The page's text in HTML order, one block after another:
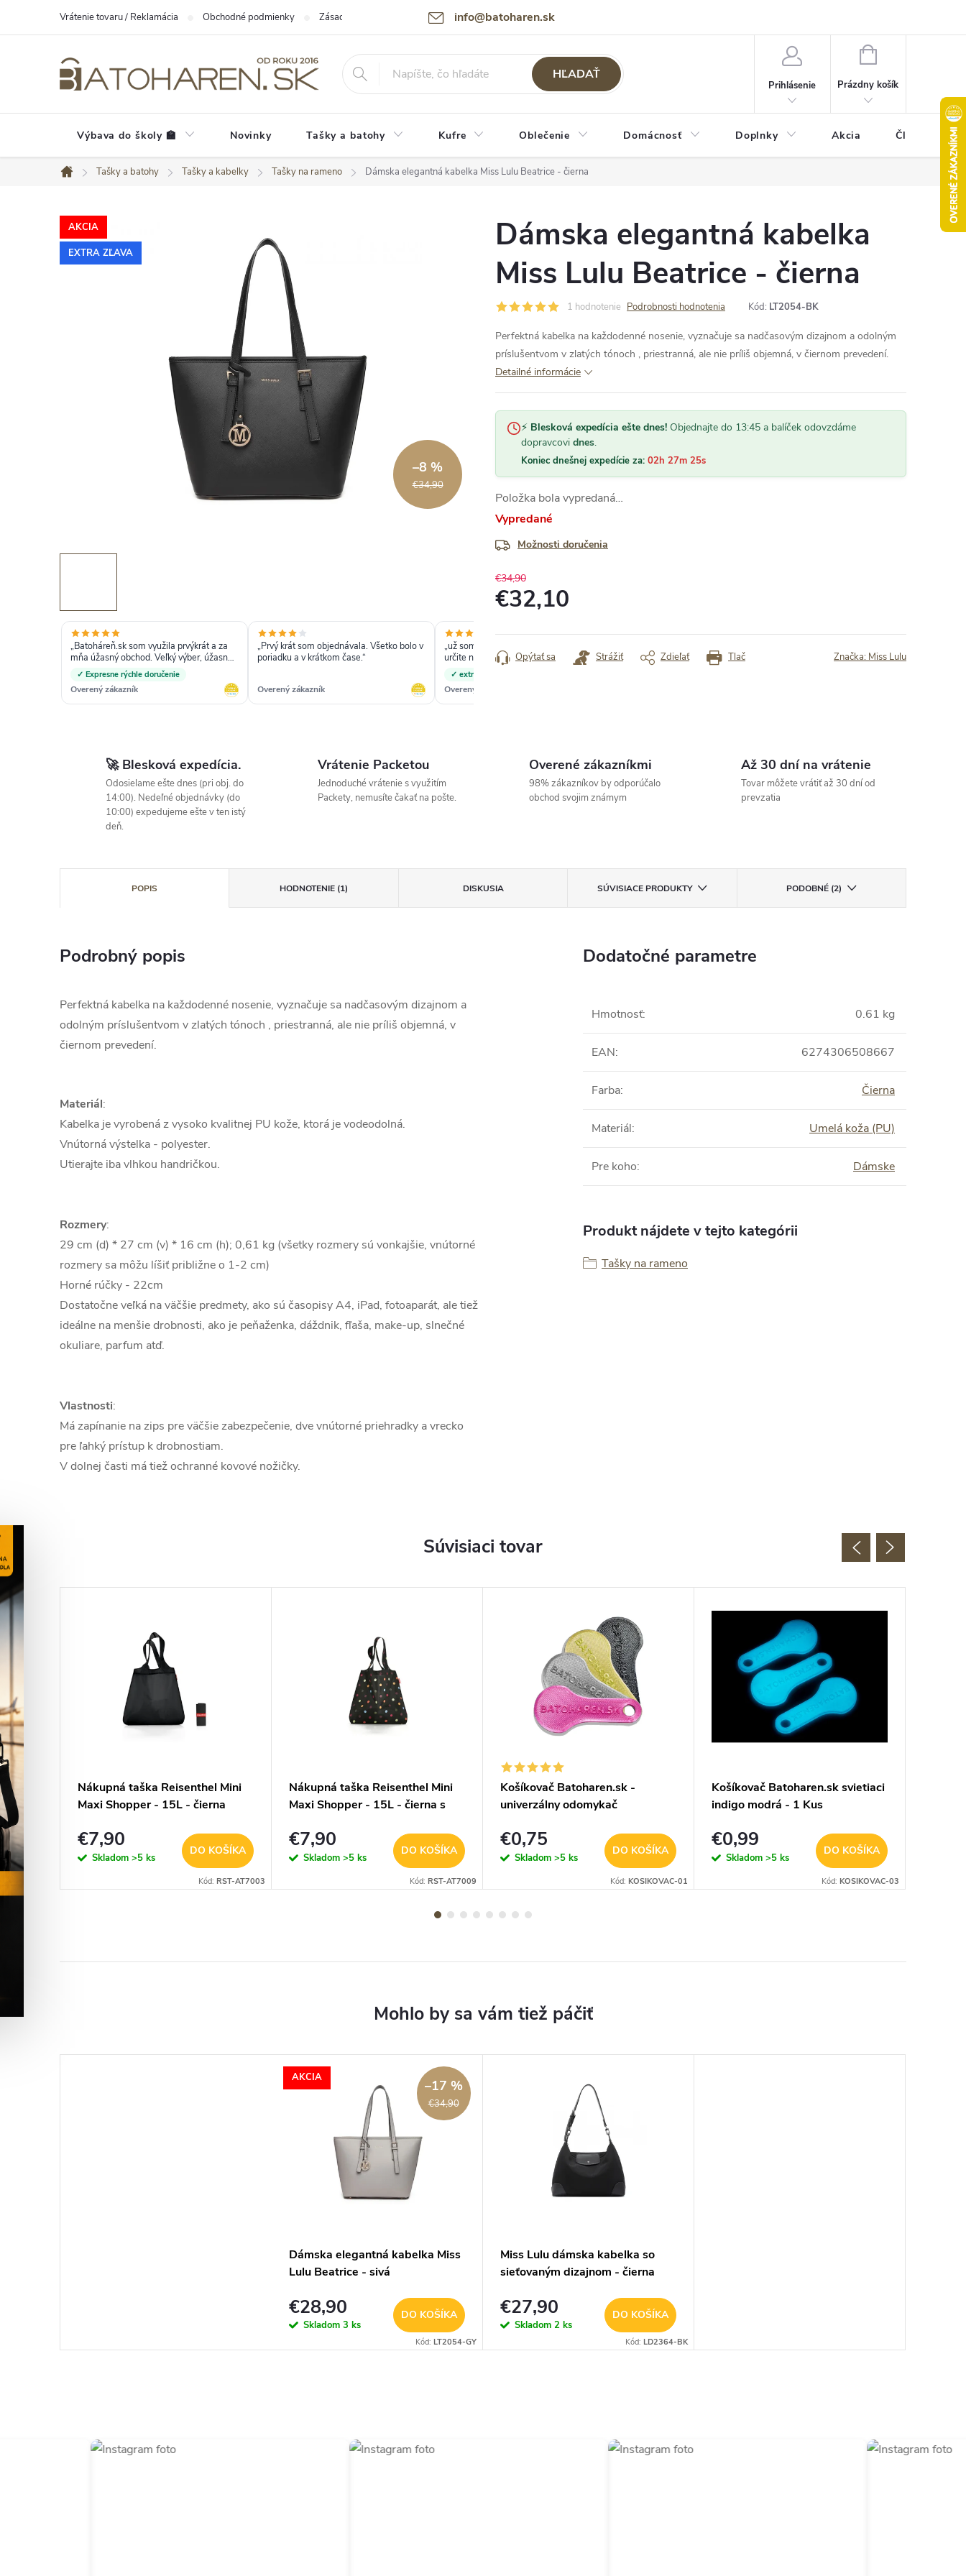
info@batoharen.sk
Vrátenie tovaru / Reklamácia Obchodné podmienky Zásady spracovania osobných údajov (GDPR) Podmienky použitia webu
HĽADAŤ
Prihlásenie
NÁKUPNÝ
Prázdny košík
Výbava do školy 🏫 Novinky Tašky a batohy Kufre Oblečenie Domácnosť Doplnky Akcia Články
Domov
Tašky a batohy Tašky a kabelky Tašky na rameno Dámska elegantná kabelka Miss Lulu Beatrice - čierna
AKCIA
EXTRA ZĽAVA
€34,90
–8 %
„Batoháreň.sk som využila prvýkrát a za
mňa úžasný obchod. Veľký výber, úžasná
komunikácia, tovar bol výborne
zabalený....za mňa veľká spokojnosť.“
✓ Expresne rýchle doručenie
Overený zákazník
„Prvý krát som objednávala. Všetko bolo v
poriadku a v krátkom čase.“
Overený zákazník
„už som odporučila obchod aj mamine a
určite na našu cestu do Ríma kúpime
ďalšie batohy“
✓ extrémne rýchle dodanie
Overený zákazník
✓ Rýchle dodanie
tovaru“
Dámska elegantná kabelka
Miss Lulu Beatrice - čierna
1 hodnotenie Podrobnosti hodnotenia Kód: LT2054-BK
Perfektná kabelka na každodenné nosenie, vyznačuje sa nadčasovým dizajnom a odolným
príslušentvom v zlatých tónoch , priestranná, ale nie príliš objemná, v čiernom prevedení.
Detailné informácie
⚡ Blesková expedícia ešte dnes! Objednajte do 13:45 a balíček odovzdáme
dopravcovi dnes.
Koniec dnešnej expedície za: 02h 27m 24s
Položka bola vypredaná…
Vypredané
Možnosti doručenia
€34,90
€32,10
cena:
Tlač
Opýtať sa Strážiť Zdieľať Značka: Miss Lulu
🚀 Blesková expedícia.
Odosielame ešte dnes (pri obj. do
14:00). Nedeľné objednávky (do
10:00) expedujeme ešte v ten istý
deň.
Vrátenie Packetou
Jednoduché vrátenie s využitím
Packety, nemusíte čakať na pošte.
Overené zákazníkmi
98% zákazníkov by odporúčalo
obchod svojim známym
Až 30 dní na vrátenie
Tovar môžete vrátiť až 30 dní od
prevzatia
POPIS HODNOTENIE (1) DISKUSIA SÚVISIACE PRODUKTY PODOBNÉ (2)
Podrobný popis
Perfektná kabelka na každodenné nosenie, vyznačuje sa nadčasovým dizajnom a
odolným príslušentvom v zlatých tónoch , priestranná, ale nie príliš objemná, v
čiernom prevedení.
Materiál:
Kabelka je vyrobená z vysoko kvalitnej PU kože, ktorá je vodeodolná.
Vnútorná výstelka - polyester.
Utierajte iba vlhkou handričkou.
Rozmery:
29 cm (d) * 27 cm (v) * 16 cm (h); 0,61 kg (všetky rozmery sú vonkajšie, vnútorné
rozmery sa môžu líšiť približne o 1-2 cm)
Horné rúčky - 22cm
Dostatočne veľká na väčšie predmety, ako sú časopisy A4, iPad, fotoaparát, ale tiež
ideálne na menšie drobnosti, ako je peňaženka, dáždnik, fľaša, make-up, slnečné
okuliare, parfum atď.
Vlastnosti:
Má zapínanie na zips pre väčšie zabezpečenie, dve vnútorné priehradky a vrecko
pre ľahký prístup k drobnostiam.
V dolnej časti má tiež ochranné kovové nožičky.
Dodatočné parametre
Hmotnosť: 0.61 kg
EAN: 6274306508667
Farba: Čierna
Materiál: Umelá koža (PU)
Pre koho: Dámske
Produkt nájdete v tejto kategórii
Tašky na rameno
Súvisiaci tovar
–37 %
L -
Nákupná taška Reisenthel Mini
Maxi Shopper - 15L - čierna
€7,90
Skladom >5 ks
DO KOŠÍKA
Kód: RST-AT7003
Nákupná taška Reisenthel Mini
Maxi Shopper - 15L - čierna s
€7,90
Skladom >5 ks
DO KOŠÍKA
Kód: RST-AT7009
Košíkovač Batoharen.sk -
univerzálny odomykač
farba - 1 ks
€0,75
Skladom >5 ks
DO KOŠÍKA
Kód: KOSIKOVAC-01
Košíkovač Batoharen.sk svietiaci
indigo modrá - 1 Kus
€0,99
Skladom >5 ks
DO KOŠÍKA
Kód: KOSIKOVAC-03
AKCIA
€34,90
–17 %
Dámska elegantná kabelka Miss
Lulu Beatrice - sivá
€28,90
Skladom 3 ks
DO KOŠÍKA
Kód: LT2054-GY
Miss Lulu dámska kabelka so
sieťovaným dizajnom - čierna
€27,90
Skladom 2 ks
DO KOŠÍKA
Kód: LD2364-BK